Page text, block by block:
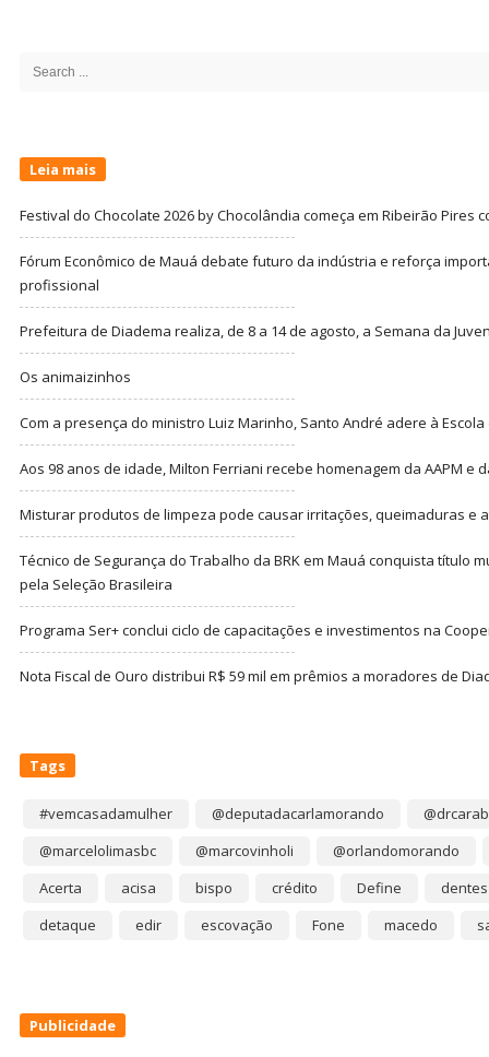
Search
Leia mais
Festival do Chocolate 2026 by Chocolândia começa em Ribeirão Pires
Fórum Econômico de Mauá debate futuro da indústria e reforça
profissional
Prefeitura de Diadema realiza, de 8 a 14 de agosto, a Semana da
Os animaizinhos
Com a presença do ministro Luiz Marinho, Santo André adere à
Aos 98 anos de idade, Milton Ferriani recebe homenagem da AAPM e
Misturar produtos de limpeza pode causar irritações, queimaduras e
Técnico de Segurança do Trabalho da BRK em Mauá conquista título
pela Seleção Brasileira
Programa Ser+ conclui ciclo de capacitações e investimentos na
Nota Fiscal de Ouro distribui R$ 59 mil em prêmios a moradores de
Tags
#vemcasadamulher @deputadacarlamorando
@marcelolimasbc
@marcovinholi
@orlandomorando
Acerta
acisa bispo crédito Define
dentes
detaque
edir escovação Fone macedo
Publicidade